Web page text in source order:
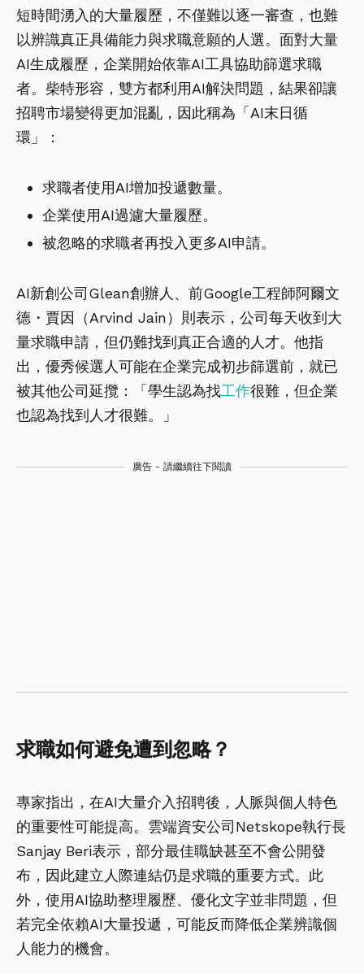
短時間湧入的大量履歷，不僅難以逐一審查，也難
以辨識真正具備能力與求職意願的人選。面對大量
AI生成履歷，企業開始依靠AI工具協助篩選求職
者。柴特形容，雙方都利用AI解決問題，結果卻讓
招聘市場變得更加混亂，因此稱為「AI末日循
環」：
求職者使用AI增加投遞數量。
企業使用AI過濾大量履歷。
被忽略的求職者再投入更多AI申請。
AI新創公司Glean創辦人、前Google工程師阿爾文
德・賈因（Arvind Jain）則表示，公司每天收到大
量求職申請，但仍難找到真正合適的人才。他指
出，優秀候選人可能在企業完成初步篩選前，就已
被其他公司延攬：「學生認為找工作很難，但企業
也認為找到人才很難。」
廣告 - 請繼續往下閱讀
求職如何避免遭到忽略？
專家指出，在AI大量介入招聘後，人脈與個人特色
的重要性可能提高。雲端資安公司Netskope執行長
Sanjay Beri表示，部分最佳職缺甚至不會公開發
布，因此建立人際連結仍是求職的重要方式。此
外，使用AI協助整理履歷、優化文字並非問題，但
若完全依賴AI大量投遞，可能反而降低企業辨識個
人能力的機會。